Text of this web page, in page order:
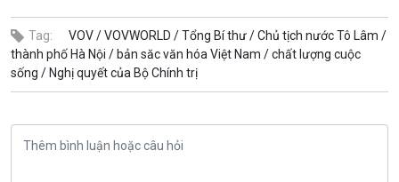
Tag: VOV /VOVWORLD /Tổng Bí thư /Chủ tịch nước Tô Lâm /
thành phố Hà Nội / bản săc văn hóa Việt Nam /chất lượng cuộc
sống / Nghị quyết của Bộ Chính trị